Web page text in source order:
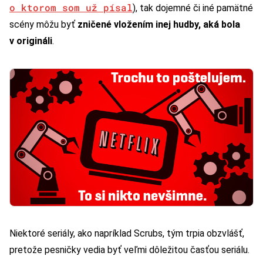
o ktorom som už písal), tak dojemné či iné pamätné
scény môžu byť zničené vložením inej hudby, aká bola
v origináli.
Niektoré seriály, ako napríklad Scrubs, tým trpia obzvlášť,
pretože pesničky vedia byť veľmi dôležitou časťou seriálu.